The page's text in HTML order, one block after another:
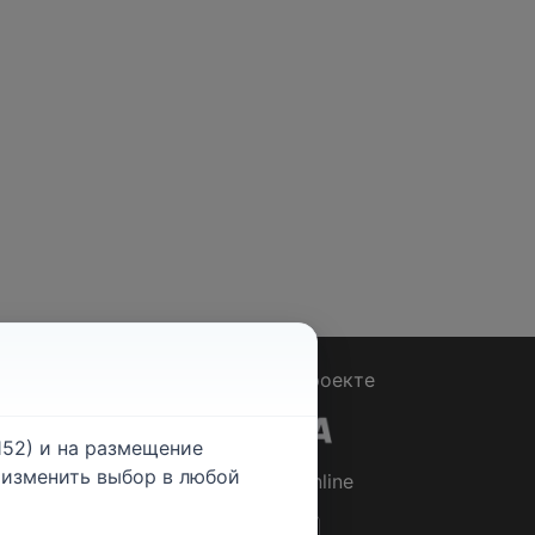
О проекте
© 2026Rabotniki.online
и на размещение
выбор в любой